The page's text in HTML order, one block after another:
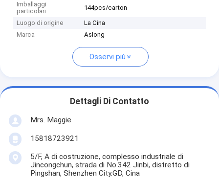
Imballaggi
particolari
144pcs/carton
Luogo di origine
La Cina
Marca
Aslong
Osservi più
Dettagli Di Contatto
Mrs. Maggie
15818723921
5/F, A di costruzione, complesso industriale di
Jincongchun, strada di No.342 Jinbi, distretto di
Pingshan, Shenzhen City.GD, Cina